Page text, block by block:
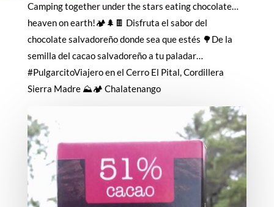
Camping together under the stars eating chocolate…
heaven on earth!🏕🌲🍫 Disfruta el sabor del
chocolate salvadoreño donde sea que estés 🌳De la
semilla del cacao salvadoreño a tu paladar…
#PulgarcitoViajero en el Cerro El Pital, Cordillera
Sierra Madre ⛰🏕 Chalatenango